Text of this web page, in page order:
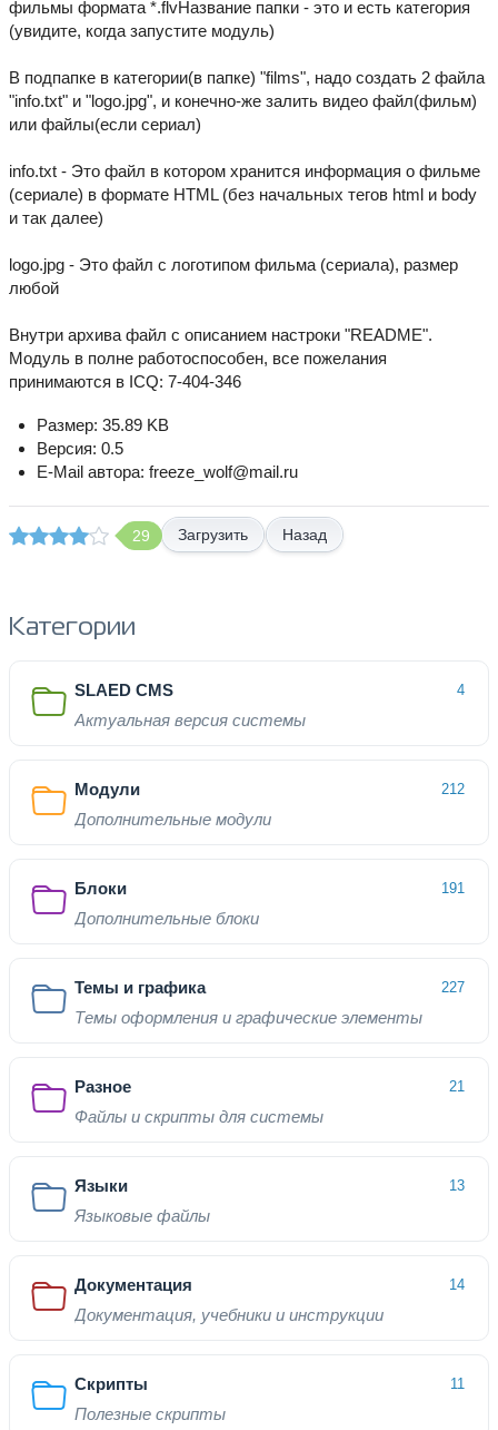
фильмы формата *.flvНазвание папки - это и есть категория
(увидите, когда запустите модуль)
В подпапке в категории(в папке) "films", надо создать 2 файла
"info.txt" и "logo.jpg", и конечно-же залить видео файл(фильм)
или файлы(если сериал)
info.txt - Это файл в котором хранится информация о фильме
(сериале) в формате HTML (без начальных тегов html и body
и так далее)
logo.jpg - Это файл с логотипом фильма (сериала), размер
любой
Внутри архива файл с описанием настроки "README".
Модуль в полне работоспособен, все пожелания
принимаются в ICQ: 7-404-346
Размер: 35.89 KB
Версия: 0.5
E-Mail автора: freeze_wolf@mail.ru
29 Назад
Категории
SLAED CMS 4
Актуальная версия системы
Модули 212
Дополнительные модули
Блоки 191
Дополнительные блоки
Темы и графика 227
Темы оформления и графические элементы
Разное 21
Файлы и скрипты для системы
Языки 13
Языковые файлы
Документация 14
Документация, учебники и инструкции
Скрипты 11
Полезные скрипты